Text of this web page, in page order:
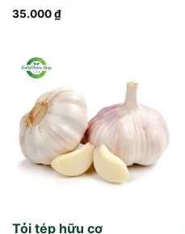
35.000₫
Tỏi tép hữu cơ